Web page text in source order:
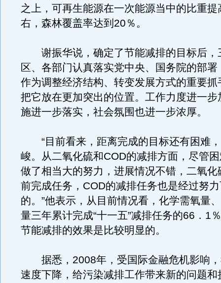
之上，可再生能源在一次能源当中的比重
右，森林覆盖率达到20％。
谢振华说，确定了节能减排的目标后，
区、各部门认真落实党中央、国务院的部
作为调整经济结构、转变发展方式的重要抓
把它放在更加突出的位置。工作力度进一步
施进一步落实，社会氛围也进一步浓厚。
“目前看来，距离完成的目标还有困难
峻。从二氧化硫和COD的减排方面，尽管
做了相当大的努力，进展情况不错，二氧化
前完成任务，COD的减排任务也是经过努
的。”他表示，从目前情况看，化学需氧量
量三年累计完成“十一五”减排任务的66．1
节能减排的效果是比较明显的。
据悉，2008年，受国际金融危机影响，
速度下降，给污染减排工作带来新的问题和